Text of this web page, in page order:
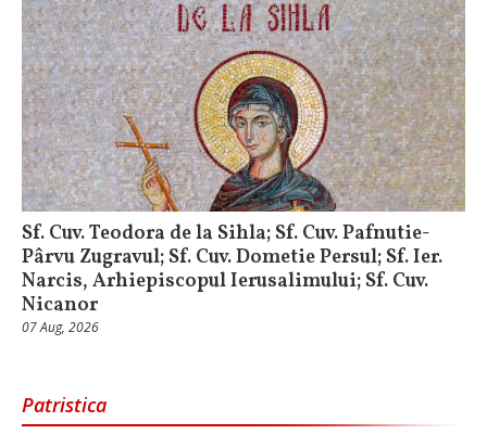
Sf. Cuv. Teodora de la Sihla; Sf. Cuv. Pafnutie-
Pârvu Zugravul; Sf. Cuv. Dometie Persul; Sf. Ier.
Narcis, Arhiepiscopul Ierusalimului; Sf. Cuv.
Nicanor
07 Aug, 2026
Patristica